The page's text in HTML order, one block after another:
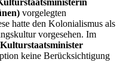
vorgelegten
hatte den Kolonialismus als
vorgesehen. Im
Kulturstaatsminister
keine Berücksichtigung